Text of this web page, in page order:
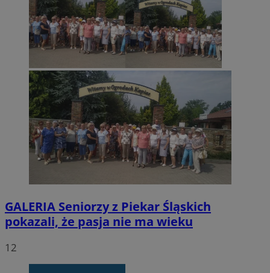
GALERIA Seniorzy z Piekar Śląskich
pokazali, że pasja nie ma wieku
12